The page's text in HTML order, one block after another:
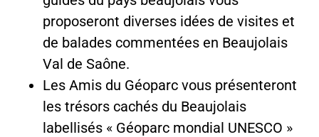
proposeront diverses idées de visites et
de balades commentées en Beaujolais
Val de Saône.
Les Amis du Géoparc vous présenteront
les trésors cachés du Beaujolais
labellisés « Géoparc mondial UNESCO »